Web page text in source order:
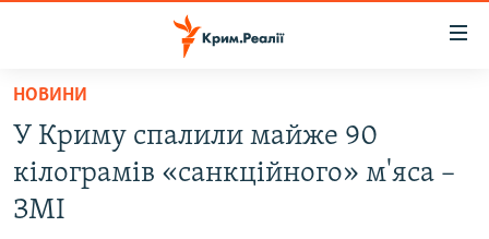
Перейти
основного
матеріалу
Перейти
до
ВОДА.КРИМ
ВІДЕО ТА ФОТО
НОВИНИ
У Криму спалили майже 90
кілограмів «санкційного» м'яса –
ЗМІ